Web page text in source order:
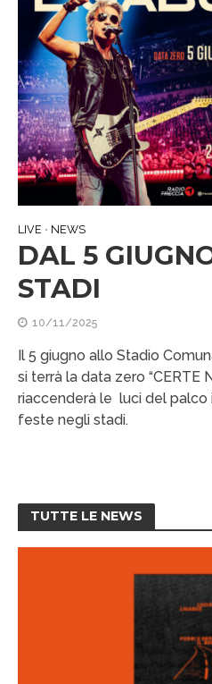
LIVE • NEWS
DAL 5
STADI
10/11/2025
Il 5 giugno allo Stadio
si terrà la data zero “CERTE
riaccenderà le luci del palco
feste negli stadi.
TUTTE LE NEWS